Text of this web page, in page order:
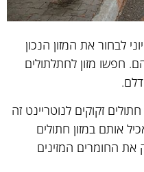
לבחור את המזון הנכון
חפשו מזון לחתלתולים
זקוקים לנוטריינט זה
אותם במזון חתולים
את החומרים המזינים